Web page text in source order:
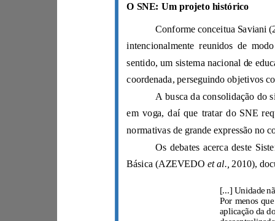
O SNE: Um projeto histórico
Básica (AZEVEDO